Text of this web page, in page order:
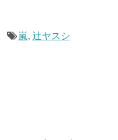
嵐, 辻ヤスシ